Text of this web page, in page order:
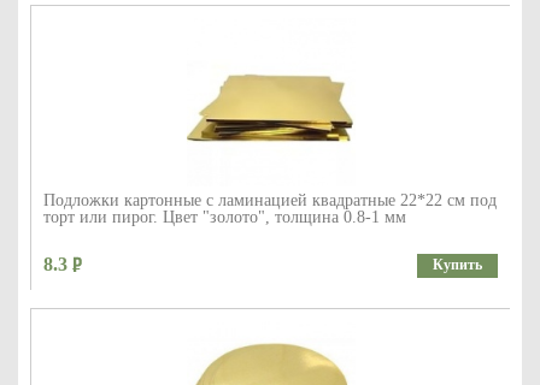
Подложки картонные с ламинацией квадратные 22*22 см под
торт или пирог. Цвет "золото", толщина 0.8-1 мм
8.3 Купить